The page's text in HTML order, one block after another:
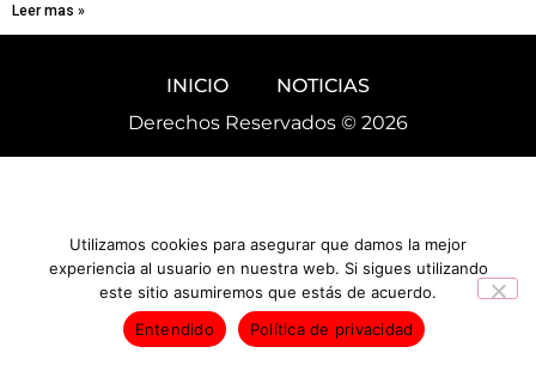
Leer mas »
INICIO
NOTICIAS
Derechos Reservados © 2026
Utilizamos cookies para asegurar que damos la mejor
experiencia al usuario en nuestra web. Si sigues utilizando
este sitio asumiremos que estás de acuerdo.
Entendido
Política de privacidad